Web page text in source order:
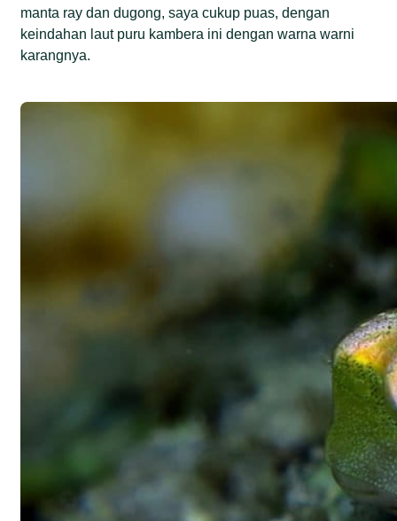
manta ray dan dugong, saya cukup puas, dengan
keindahan laut puru kambera ini dengan warna warni
karangnya.